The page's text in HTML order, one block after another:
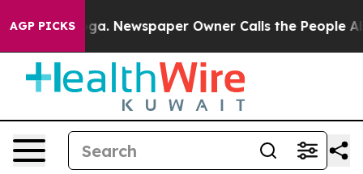
AGP PICKS
Newspaper Owner Calls the People Abruptly